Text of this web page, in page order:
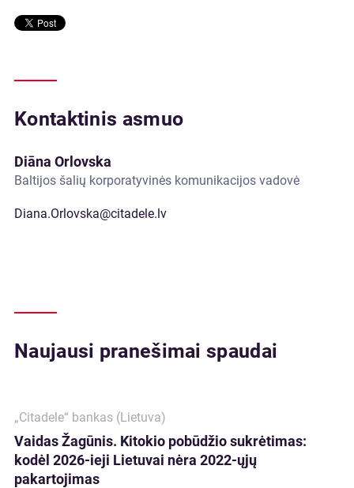
Kontaktinis asmuo
Diāna Orlovska
Baltijos šalių korporatyvinės komunikacijos vadovė
Diana.Orlovska@citadele.lv
Naujausi pranešimai spaudai
„Citadele“ bankas (Lietuva)
Vaidas Žagūnis. Kitokio pobūdžio sukrėtimas:
kodėl 2026-ieji Lietuvai nėra 2022-ųjų
pakartojimas